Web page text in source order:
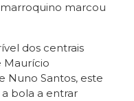
marcou
dos centrais
Maurício
Nuno Santos, este
bola a entrar